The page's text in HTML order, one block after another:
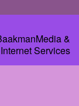
&
Services